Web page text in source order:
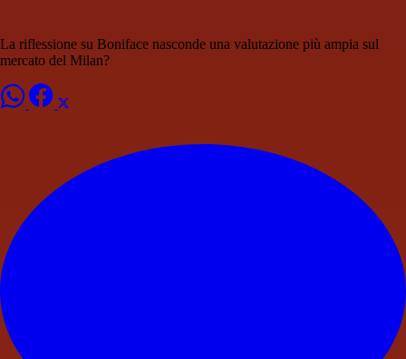
La riflessione su Boniface nasconde una valutazione più ampia sul
mercato del Milan?